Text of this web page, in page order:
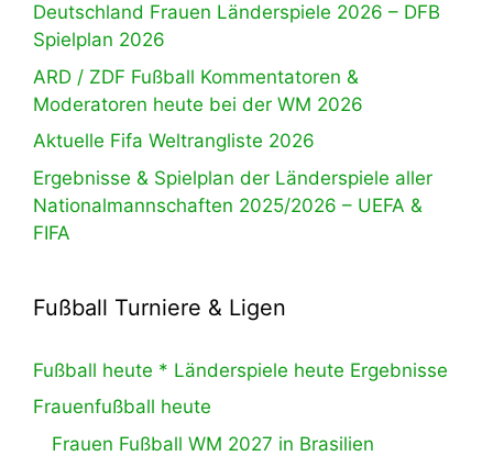
Deutschland Frauen Länderspiele 2026 – DFB
Spielplan 2026
ARD / ZDF Fußball Kommentatoren &
Moderatoren heute bei der WM 2026
Aktuelle Fifa Weltrangliste 2026
Ergebnisse & Spielplan der Länderspiele aller
Nationalmannschaften 2025/2026 – UEFA &
FIFA
Fußball Turniere & Ligen
Fußball heute * Länderspiele heute Ergebnisse
Frauenfußball heute
Frauen Fußball WM 2027 in Brasilien